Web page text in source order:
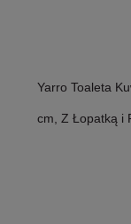
Yarro Toaleta
cm, Z Łopatką i